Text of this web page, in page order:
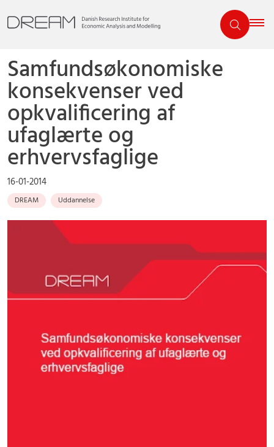
Samfundsøkonomiske
konsekvenser ved
opkvalificering af
ufaglærte og
erhvervsfaglige
16-01-2014
DREAM Uddannelse